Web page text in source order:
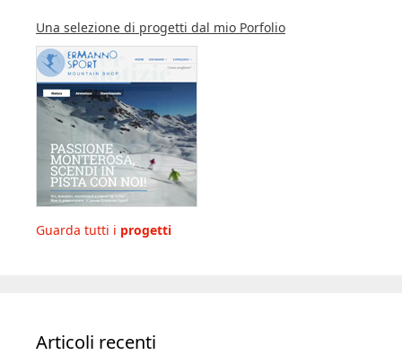
Una selezione di progetti dal mio Porfolio
Guarda tutti i progetti
Articoli recenti